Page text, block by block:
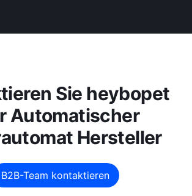
Sie heybopet
Automatischer
Hersteller
B2B-Team kontaktieren